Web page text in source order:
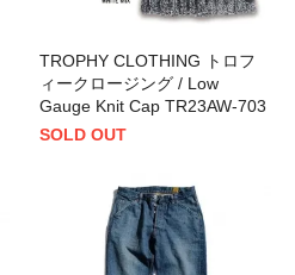
TROPHY CLOTHING トロフ
ィークロージング / Low
Gauge Knit Cap TR23AW-703
SOLD OUT